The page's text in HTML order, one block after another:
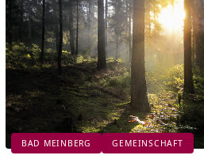
BAD MEINBERG GEMEINSCHAFT